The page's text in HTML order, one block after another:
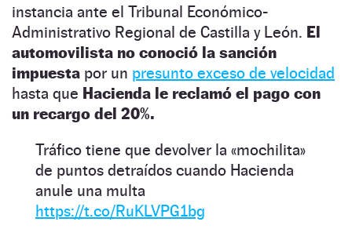
instancia ante el Tribunal Económico-
Administrativo Regional de Castilla y León. El
automovilista no conoció la sanción
impuesta por un presunto exceso de velocidad
hasta que Hacienda le reclamó el pago con
un recargo del 20%.
Tráfico tiene que devolver la «mochilita»
de puntos detraídos cuando Hacienda
anule una multa
https://t.co/RuKLVPG1bg